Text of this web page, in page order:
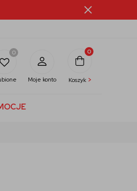
0
Moje konto
0
Koszyk >